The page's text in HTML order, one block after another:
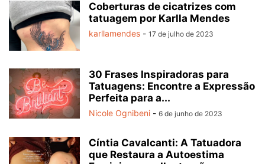
Coberturas de cicatrizes com
tatuagem por Karlla Mendes
karllamendes - 17 de julho de 2023
30 Frases Inspiradoras para
Tatuagens: Encontre a Expressão
Perfeita para a...
Nicole Ognibeni - 6 de junho de 2023
Cíntia Cavalcanti: A Tatuadora
que Restaura a Autoestima